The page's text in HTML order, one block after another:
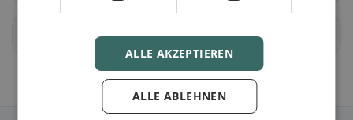
Bougy-Villars Féchy
ALLE AKZEPTIEREN
ALLE ABLEHNEN